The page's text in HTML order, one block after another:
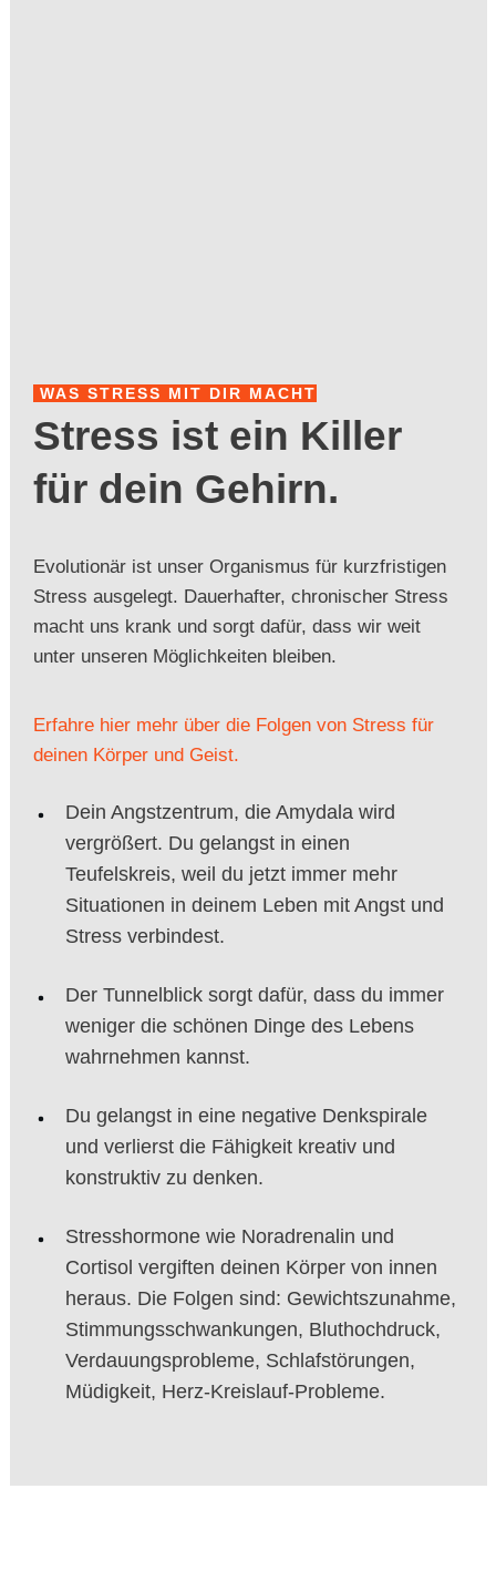
WAS STRESS MIT DIR MACHT
Stress ist ein Killer
für dein Gehirn.
Evolutionär ist unser Organismus für kurzfristigen
Stress ausgelegt. Dauerhafter, chronischer Stress
macht uns krank und sorgt dafür, dass wir weit
unter unseren Möglichkeiten bleiben.
Erfahre hier mehr über die Folgen von Stress für
deinen Körper und Geist.
Dein Angstzentrum, die Amydala wird
vergrößert. Du gelangst in einen
Teufelskreis, weil du jetzt immer mehr
Situationen in deinem Leben mit Angst und
Stress verbindest.
Der Tunnelblick sorgt dafür, dass du immer
weniger die schönen Dinge des Lebens
wahrnehmen kannst.
Du gelangst in eine negative Denkspirale
und verlierst die Fähigkeit kreativ und
konstruktiv zu denken.
Stresshormone wie Noradrenalin und
Cortisol vergiften deinen Körper von innen
heraus. Die Folgen sind: Gewichtszunahme,
Stimmungsschwankungen, Bluthochdruck,
Verdauungsprobleme, Schlafstörungen,
Müdigkeit, Herz-Kreislauf-Probleme.